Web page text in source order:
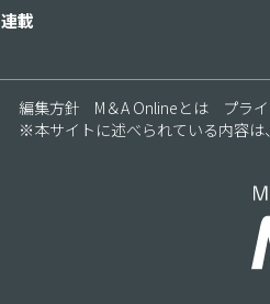
連載
編集方針 M＆A Onlineとは プラ
※本サイトに述べられている内容は